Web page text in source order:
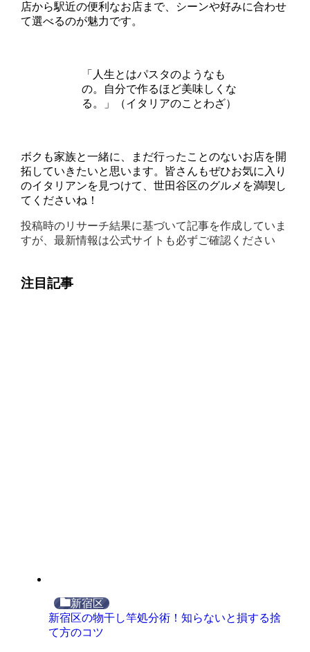
店から駅近の便利なお店まで、シーンや好みに合わせ
て選べるのが魅力です。
「人生とはパスタのようなも
の。自分で作るほど美味しくな
る。」（イタリアのことわざ）
ボクも家族と一緒に、まだ行ったことのないお店を開
拓していきたいと思います。皆さんもぜひお気に入り
のイタリアンを見つけて、世田谷区のグルメを満喫し
てくださいね！
投稿時のリサーチ結果に基づいて記事を作成していま
すが、最新情報は公式サイトも必ずご確認ください
注目記事
新宿区
新宿区の物干し竿処分術！知らないと損する捨
て方のコツ